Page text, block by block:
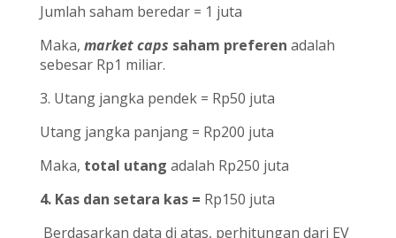
Jumlah saham beredar = 1 juta
Maka, market caps saham preferen adalah
sebesar Rp1 miliar.
3. Utang jangka pendek = Rp50 juta
Utang jangka panjang = Rp200 juta
Maka, total utang adalah Rp250 juta
4. Kas dan setara kas = Rp150 juta
Berdasarkan data di atas, perhitungan dari EV